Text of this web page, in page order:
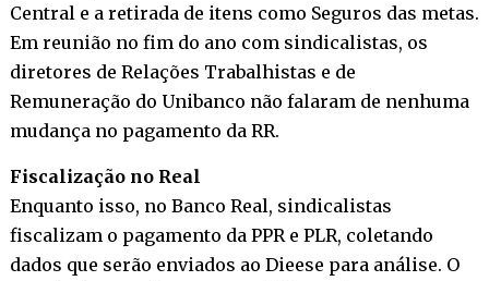
Central e a retirada de itens como Seguros das metas.
Em reunião no fim do ano com sindicalistas, os
diretores de Relações Trabalhistas e de
Remuneração do Unibanco não falaram de nenhuma
mudança no pagamento da RR.
Fiscalização no Real
Enquanto isso, no Banco Real, sindicalistas
fiscalizam o pagamento da PPR e PLR, coletando
dados que serão enviados ao Dieese para análise. O